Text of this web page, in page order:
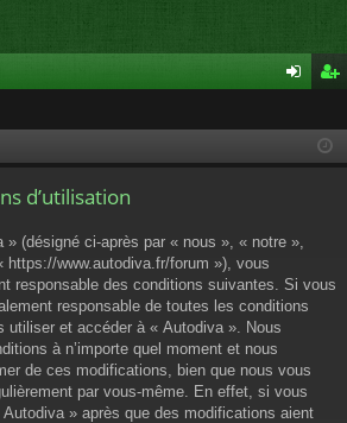
cri
d’utilisation
(désigné ci-après par « nous », « notre »,
www.autodiva.fr/forum »), vous
responsable des conditions suivantes. Si vous
responsable de toutes les conditions
utiliser et accéder à « Autodiva ». Nous
à n’importe quel moment et nous
de ces modifications, bien que nous vous
par vous-même. En effet, si vous
» après que des modifications aient